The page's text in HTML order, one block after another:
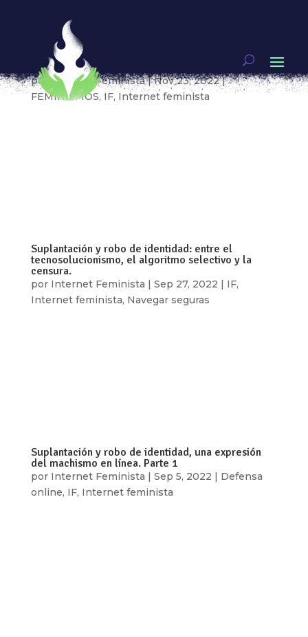
Suplantación de identidad: acciones y respuestas
desde lo legal hasta el acuerpamiento colectivo.
Parte 3
porInternet Feminista|Nov 23, 2022|
FEMINISMOS, IF, Internet feminista
Suplantación y robo de identidad: entre el
tecnosolucionismo, el algoritmo selectivo y la
censura.
por Internet Feminista | Sep 27, 2022 | IF,
Internet feminista, Navegar seguras
Suplantación y robo de identidad, una expresión
del machismo en línea. Parte 1
por Internet Feminista | Sep 5, 2022 | Defensa
online, IF, Internet feminista